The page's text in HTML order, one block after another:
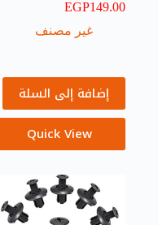
EGP149.00
غير مصنف
إضافة إلى السلة
Quick View